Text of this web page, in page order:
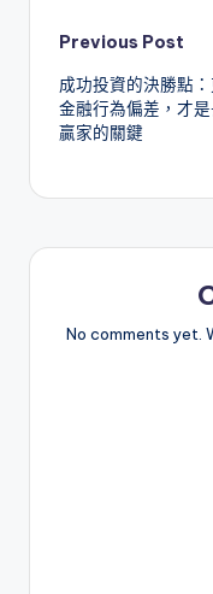
Post
Previous Post
成功投資的決勝點
金融行為偏差，才
贏家的關鍵
No comments yet.